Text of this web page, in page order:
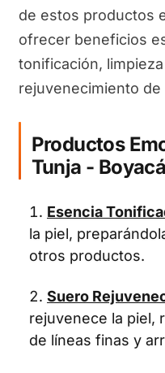
de estos productos
ofrecer beneficios
tonificación,
rejuvenecimiento de
Productos
Tunja - Boyacá
Esencia
la piel,
otros productos.
Suero
rejuvenece la piel,
de líneas finas y